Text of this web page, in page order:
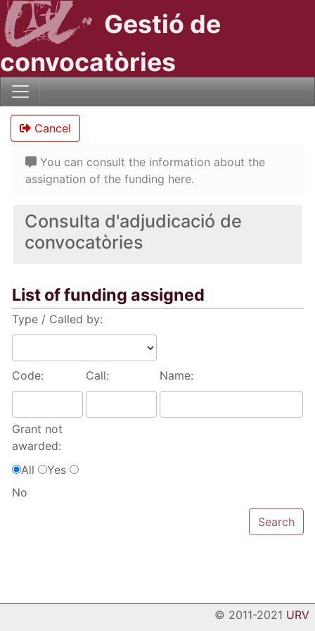
Gestió de
convocatòries
Consulta d'adjudicació de
convocatòries
List of funding assigned
Type / Called by:
Code: Call: Name:
Grant not
awarded:
All
Yes
No
Cancel
You can consult the information about the
assignation of the funding here.
© 2011-2021 URV